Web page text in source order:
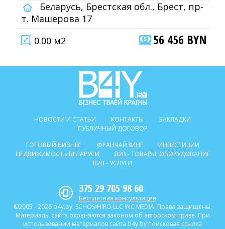
Беларусь, Брестская обл., Брест, пр-
т. Машерова 17
0.00 м2
56 456 BYN
НОВОСТИ И СТАТЬИ КОНТАКТЫ
ЗАКЛАДКИ
ПУБЛИЧНЫЙ ДОГОВОР
ГОТОВЫЙ БИЗНЕС
ФРАНЧАЙЗИНГ
ИНВЕСТИЦИИ
НЕДВИЖИМОСТЬ БЕЛАРУСИ
B2B - ТОВАРЫ, ОБОРУДОВАНИЕ
B2B - УСЛУГИ
375 29 705 98 60
Бесплатная консультация
©2005 - 2026 b4y.by. SCHOSᶳHIRO LLC INC MEDIA. Права защищены.
Материалы сайта охраняются законом об авторском праве. При
использовании материалов сайта b4y.by поисковая ссылка